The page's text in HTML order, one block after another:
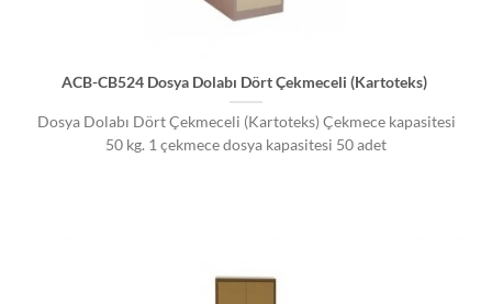
ACB-CB524 Dosya Dolabı Dört Çekmeceli (Kartoteks)
Dosya Dolabı Dört Çekmeceli (Kartoteks) Çekmece kapasitesi
50 kg. 1 çekmece dosya kapasitesi 50 adet